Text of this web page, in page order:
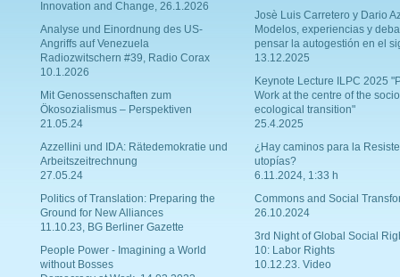
Innovation and Change, 26.1.2026
Analyse und Einordnung des US-
Angriffs auf Venezuela
Radiozwitschern #39, Radio Corax
10.1.2026
Mit Genossenschaften zum
Ökosozialismus – Perspektiven
21.05.24
Azzellini und IDA: Rätedemokratie und
Arbeitszeitrechnung
27.05.24
Politics of Translation: Preparing the
Ground for New Alliances
11.10.23, BG Berliner Gazette
People Power - Imagining a World
without Bosses
Josè Luis Carretero y Dario
Modelos, experiencias y
pensar la autogestión en el
13.12.2025
Keynote Lecture ILPC 2025
Work at the centre of the
ecological transition"
25.4.2025
¿Hay caminos para la
utopías?
6.11.2024, 1:33 h
Commons and Social
26.10.2024
3rd Night of Global Social
10: Labor Rights
10.12.23. Video